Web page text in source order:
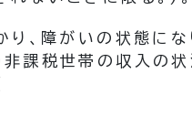
、障がいの状態にな
課税世帯の収入の